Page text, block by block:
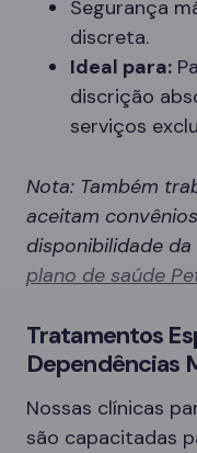
Segurança
discreta.
Ideal para:
discrição
serviços
Nota: Também
aceitam
disponibilidade da
plano de saúde
Tratamentos
Dependências
Nossas clínicas
são capacitadas